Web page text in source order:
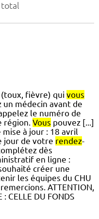
total
fièvre) qui vous
médecin avant de
le numéro de
région. Vous pouvez [...]
à jour : 18 avril
jour de votre rendez-
dès
en ligne :
créer une
les équipes du CHU
ATTENTION,
: CELLE DU FONDS